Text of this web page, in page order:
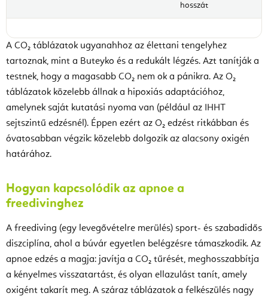
hosszát
A CO₂ táblázatok ugyanahhoz az élettani tengelyhez
tartoznak, mint a Buteyko és a redukált légzés. Azt tanítják a
testnek, hogy a magasabb CO₂ nem ok a pánikra. Az O₂
táblázatok közelebb állnak a hipoxiás adaptációhoz,
amelynek saját kutatási nyoma van (például az IHHT
sejtszintű edzésnél). Éppen ezért az O₂ edzést ritkábban és
óvatosabban végzik: közelebb dolgozik az alacsony oxigén
határához.
Hogyan kapcsolódik az apnoe a
freedivinghez
A freediving (egy levegővételre merülés) sport- és szabadidős
diszciplína, ahol a búvár egyetlen belégzésre támaszkodik. Az
apnoe edzés a magja: javítja a CO₂ tűrését, meghosszabbítja
a kényelmes visszatartást, és olyan ellazulást tanít, amely
oxigént takarít meg. A száraz táblázatok a felkészülés nagy